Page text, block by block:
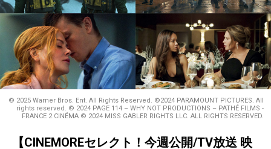
© 2025 Warner Bros. Ent. All Rights Reserved. ©2024 PARAMOUNT PICTURES. All
rights reserved. © 2024 PAGE 114 – WHY NOT PRODUCTIONS – PATHÉ FILMS -
FRANCE 2 CINÉMA © 2024 MISS GABLER RIGHTS LLC. ALL RIGHTS RESERVED.
【CINEMOREセレクト！今週公開/TV放送 映